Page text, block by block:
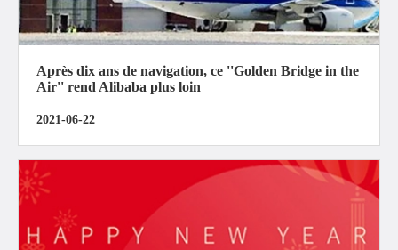
Après dix ans de navigation, ce ''Golden Bridge in the
Air'' rend Alibaba plus loin
2021-06-22